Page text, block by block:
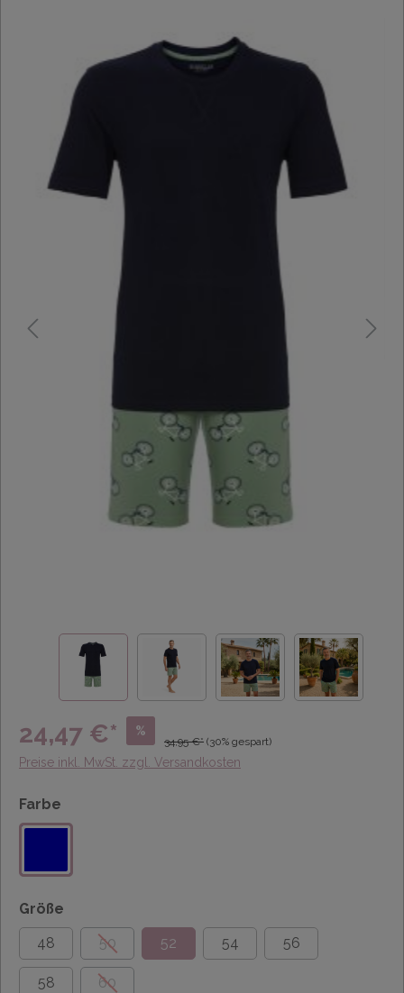
24,47 €* %
34,95 €* (30% gespart)
Preise inkl. MwSt. zzgl. Versandkosten
Farbe
Größe
48
50 52 54 56
58 60